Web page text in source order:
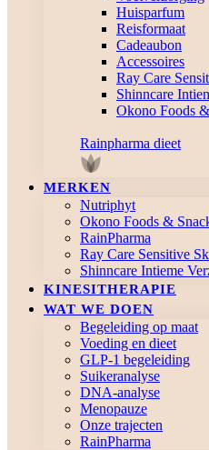
Huisparfum
Reisformaat
Cadeaubon
Accessoires
Ray Care
Shinncare
Okono Foods
Rainpharma dieet
MERKEN
Nutriphyt
Okono Foods &
RainPharma
Ray Care Sensitive
Shinncare Intieme
KINESITHERAPIE
WAT WE DOEN
Begeleiding op maat
Voeding en dieet
GLP-1 begeleiding
Suikeranalyse
DNA-analyse
Menopauze
Onze trajecten
RainPharma